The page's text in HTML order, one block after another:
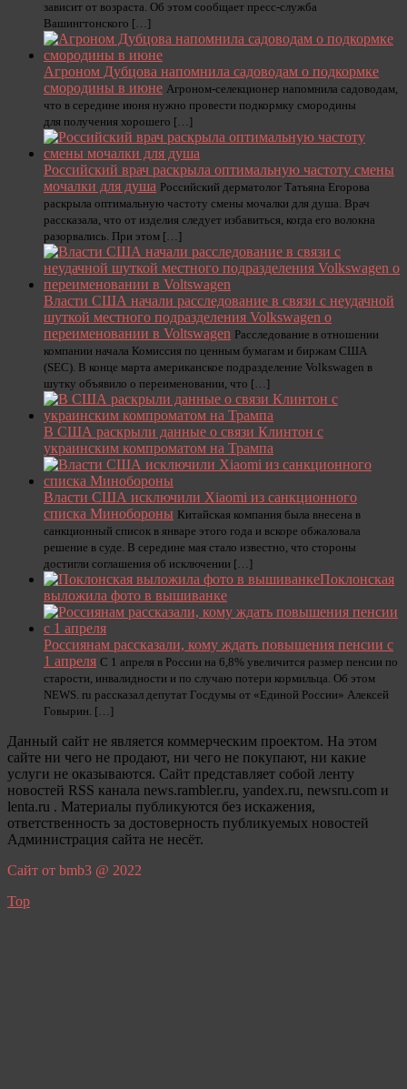
зависит от возраста. Об этом сообщает пресс-служба
Вашингтонского […]
Агроном Дубцова напомнила садоводам о подкормке
смородины в июне Агроном-селекционер напомнила садоводам,
что в середине июня нужно провести подкормку смородины
для получения хорошего […]
Российский врач раскрыла оптимальную частоту смены
мочалки для душа Российский дерматолог Татьяна Егорова
раскрыла оптимальную частоту смены мочалки для душа. Врач
рассказала, что от изделия следует избавиться, когда его волокна
разорвались. При этом […]
Власти США начали расследование в связи с неудачной
шуткой местного подразделения Volkswagen о
переименовании в Voltswagen Расследование в отношении
компании начала Комиссия по ценным бумагам и биржам США
(SEC). В конце марта американское подразделение Volkswagen в
шутку объявило о переименовании, что […]
В США раскрыли данные о связи Клинтон с
украинским компроматом на Трампа
Власти США исключили Xiaomi из санкционного
списка Минобороны Китайская компания была внесена в
санкционный список в январе этого года и вскоре обжаловала
решение в суде. В середине мая стало известно, что стороны
достигли соглашения об исключении […]
Поклонская
выложила фото в вышиванке
Россиянам рассказали, кому ждать повышения пенсии с
1 апреля С 1 апреля в России на 6,8% увеличится размер пенсии по
старости, инвалидности и по случаю потери кормильца. Об этом
NEWS. ru рассказал депутат Госдумы от «Единой России» Алексей
Говырин. […]
Данный сайт не является коммерческим проектом. На этом
сайте ни чего не продают, ни чего не покупают, ни какие
услуги не оказываются. Сайт представляет собой ленту
новостей RSS канала news.rambler.ru, yandex.ru, newsru.com и
lenta.ru . Материалы публикуются без искажения,
ответственность за достоверность публикуемых новостей
Администрация сайта не несёт.
Сайт от bmb3 @ 2022
Top